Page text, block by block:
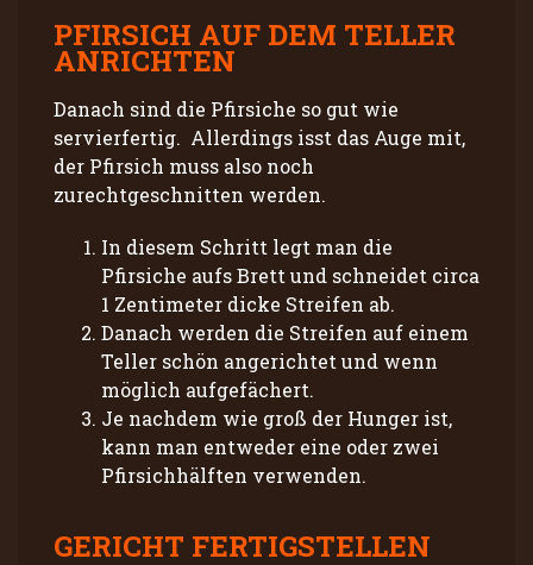
PFIRSICH AUF DEM TELLER
ANRICHTEN
Danach sind die Pfirsiche so gut wie
servierfertig. Allerdings isst das Auge mit,
der Pfirsich muss also noch
zurechtgeschnitten werden.
In diesem Schritt legt man die
Pfirsiche aufs Brett und schneidet circa
1 Zentimeter dicke Streifen ab.
Danach werden die Streifen auf einem
Teller schön angerichtet und wenn
möglich aufgefächert.
Je nachdem wie groß der Hunger ist,
kann man entweder eine oder zwei
Pfirsichhälften verwenden.
GERICHT FERTIGSTELLEN